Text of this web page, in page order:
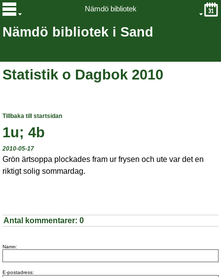
Nämdö bibliotek i Sand
Nämdö bibliotek
Statistik o Dagbok 2010
Tillbaka till startsidan
1u; 4b
2010-05-17
Grön ärtsoppa plockades fram ur frysen och ute var det en
riktigt solig sommardag.
Antal kommentarer: 0
Namn:
E-postadress: